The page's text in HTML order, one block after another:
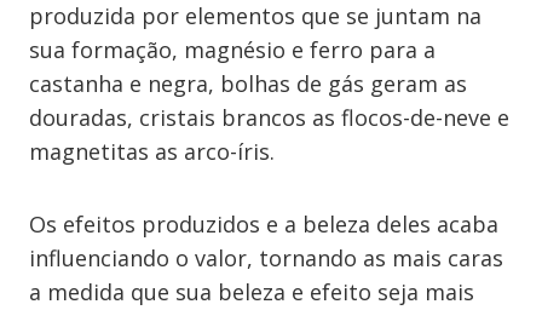
produzida por elementos que se juntam na
sua formação, magnésio e ferro para a
castanha e negra, bolhas de gás geram as
douradas, cristais brancos as flocos-de-neve e
magnetitas as arco-íris.
Os efeitos produzidos e a beleza deles acaba
influenciando o valor, tornando as mais caras
a medida que sua beleza e efeito seja mais